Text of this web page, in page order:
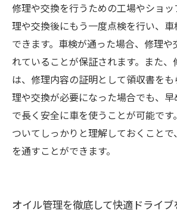
修理や交換を行うための工場やショ
理や交換後にもう一度点検を行い、
できます。車検が通った場合、修理
れていることが保証されます。また
は、修理内容の証明として領収書を
理や交換が必要になった場合でも、早
で長く安全に車を使うことが可能で
ついてしっかりと理解しておくこと
を通すことができます。
オイル管理を徹底して快適ドライブ